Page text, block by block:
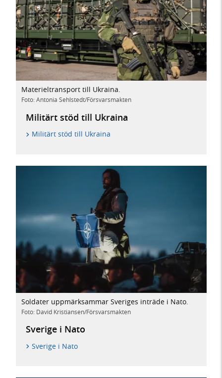
Materieltransport till Ukraina.
Foto: Antonia Sehlstedt/Försvarsmakten
Militärt stöd till Ukraina
Militärt stöd till Ukraina
Soldater uppmärksammar Sveriges inträde i Nato.
Foto: David Kristiansen/Försvarsmakten
Sverige i Nato
Sverige i Nato